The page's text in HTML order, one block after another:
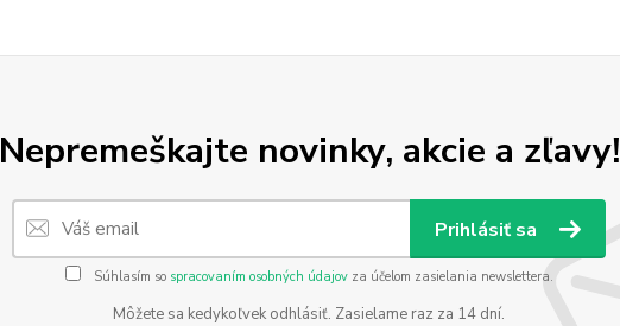
Nepremeškajte novinky, akcie a zľavy!
Prihlásiť sa
Súhlasím so spracovaním osobných údajovza účelom zasielania newslettera.
Môžete sa kedykoľvek odhlásiť. Zasielame raz za 14 dní.